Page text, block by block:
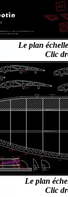
Le plan
Clic
Le plan
Clic